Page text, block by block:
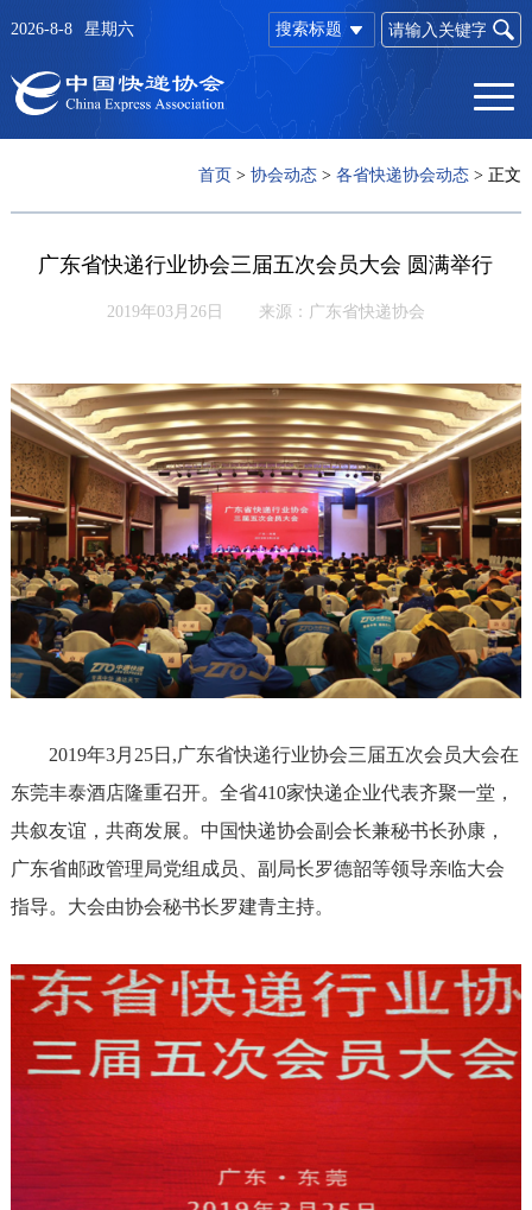
搜索标题
2026-8-8 星期六
首页 >协会动态 >各省快递协会动态 > 正文
广东省快递行业协会三届五次会员大会 圆满举行
2019年03月26日 来源：广东省快递协会
2019年3月25日,广东省快递行业协会三届五次会员大会在
东莞丰泰酒店隆重召开。全省410家快递企业代表齐聚一堂，
共叙友谊，共商发展。中国快递协会副会长兼秘书长孙康，
广东省邮政管理局党组成员、副局长罗德韶等领导亲临大会
指导。大会由协会秘书长罗建青主持。